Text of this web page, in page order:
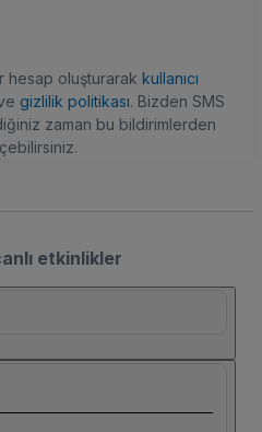
hesap oluşturarak kullanıcı
gizlilik politikası. Bizden SMS
zaman bu bildirimlerden
etkinlikler